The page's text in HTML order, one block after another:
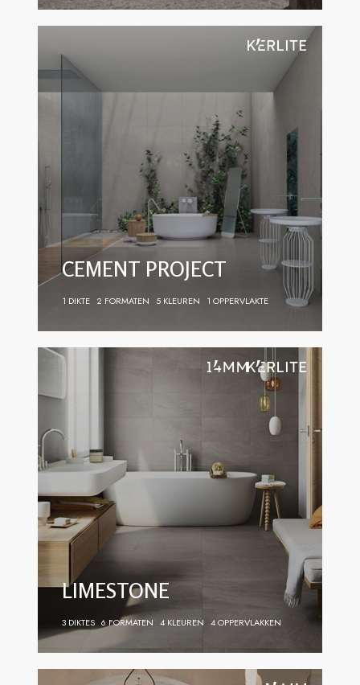
CEMENT PROJECT
1 DIKTE 2 FORMATEN 5 KLEUREN 1 OPPERVLAKTE
LIMESTONE
3 DIKTES 6 FORMATEN 4 KLEUREN 4 OPPERVLAKKEN